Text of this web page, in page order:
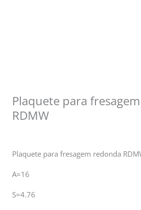
Plaquete para
RDMW
Plaquete para fresagem redonda
A=16
S=4.76